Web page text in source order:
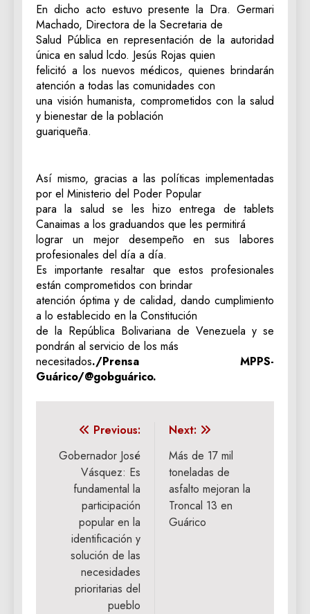
En dicho acto estuvo presente la Dra. Germari
Machado, Directora de la Secretaria de
Salud Pública en representación de la autoridad
única en salud lcdo. Jesús Rojas quien
felicitó a los nuevos médicos, quienes brindarán
atención a todas las comunidades con
una visión humanista, comprometidos con la salud
y bienestar de la población
guariqueña.
Así mismo, gracias a las políticas implementadas
por el Ministerio del Poder Popular
para la salud se les hizo entrega de tablets
Canaimas a los graduandos que les permitirá
lograr un mejor desempeño en sus labores
profesionales del día a día.
Es importante resaltar que estos profesionales
están comprometidos con brindar
atención óptima y de calidad, dando cumplimiento
a lo establecido en la Constitución
de la República Bolivariana de Venezuela y se
pondrán al servicio de los más
necesitados./Prensa MPPS-
Guárico/@gobguárico.
Navegación
de
entradas
Previous:
Gobernador José
Vásquez: Es
fundamental la
participación
popular en la
identificación y
solución de las
necesidades
prioritarias del
pueblo
Next:
Más de 17 mil
toneladas de
asfalto mejoran la
Troncal 13 en
Guárico